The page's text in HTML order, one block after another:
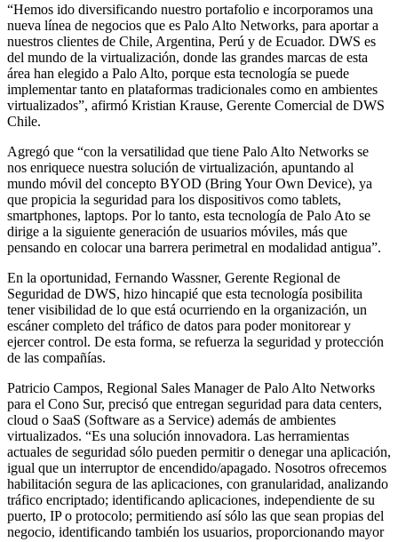
“Hemos ido diversificando nuestro portafolio e incorporamos una
nueva línea de negocios que es Palo Alto Networks, para aportar a
nuestros clientes de Chile, Argentina, Perú y de Ecuador. DWS es
del mundo de la virtualización, donde las grandes marcas de esta
área han elegido a Palo Alto, porque esta tecnología se puede
implementar tanto en plataformas tradicionales como en ambientes
virtualizados”, afirmó Kristian Krause, Gerente Comercial de DWS
Chile.
Agregó que “con la versatilidad que tiene Palo Alto Networks se
nos enriquece nuestra solución de virtualización, apuntando al
mundo móvil del concepto BYOD (Bring Your Own Device), ya
que propicia la seguridad para los dispositivos como tablets,
smartphones, laptops. Por lo tanto, esta tecnología de Palo Ato se
dirige a la siguiente generación de usuarios móviles, más que
pensando en colocar una barrera perimetral en modalidad antigua”.
En la oportunidad, Fernando Wassner, Gerente Regional de
Seguridad de DWS, hizo hincapié que esta tecnología posibilita
tener visibilidad de lo que está ocurriendo en la organización, un
escáner completo del tráfico de datos para poder monitorear y
ejercer control. De esta forma, se refuerza la seguridad y protección
de las compañías.
Patricio Campos, Regional Sales Manager de Palo Alto Networks
para el Cono Sur, precisó que entregan seguridad para data centers,
cloud o SaaS (Software as a Service) además de ambientes
virtualizados. “Es una solución innovadora. Las herramientas
actuales de seguridad sólo pueden permitir o denegar una aplicación,
igual que un interruptor de encendido/apagado. Nosotros ofrecemos
habilitación segura de las aplicaciones, con granularidad, analizando
tráfico encriptado; identificando aplicaciones, independiente de su
puerto, IP o protocolo; permitiendo así sólo las que sean propias del
negocio, identificando también los usuarios, proporcionando mayor